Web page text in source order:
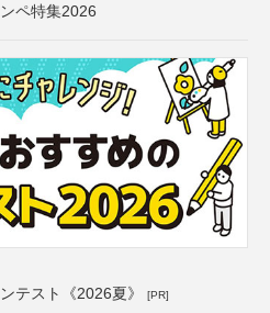
ペ特集2026
テスト《2026夏》 [PR]